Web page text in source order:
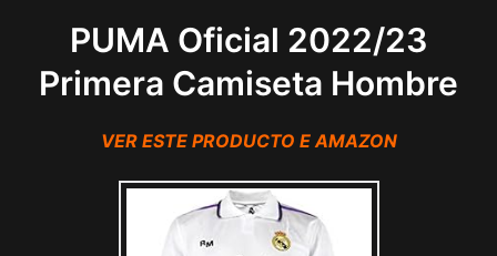
PUMA Oficial 2022/23
Primera Camiseta Hombre
VER ESTE PRODUCTO E AMAZON